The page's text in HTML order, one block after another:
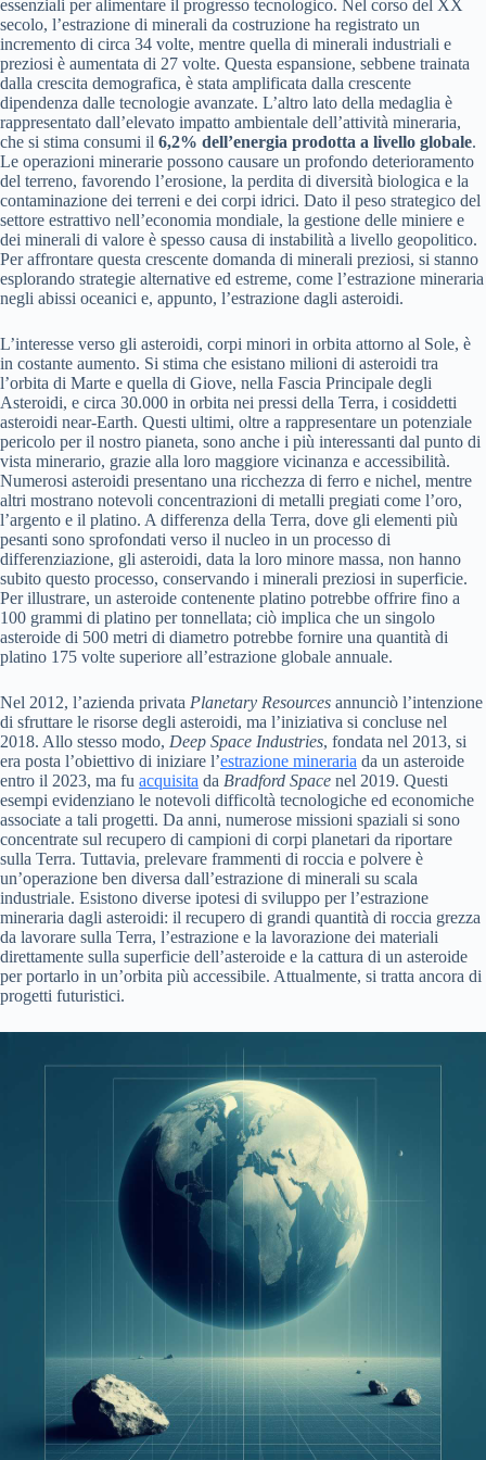
essenziali per alimentare il progresso tecnologico. Nel corso del XX
secolo, l’estrazione di minerali da costruzione ha registrato un
incremento di circa 34 volte, mentre quella di minerali industriali e
preziosi è aumentata di 27 volte. Questa espansione, sebbene trainata
dalla crescita demografica, è stata amplificata dalla crescente
dipendenza dalle tecnologie avanzate. L’altro lato della medaglia è
rappresentato dall’elevato impatto ambientale dell’attività mineraria,
che si stima consumi il 6,2% dell’energia prodotta a livello globale.
Le operazioni minerarie possono causare un profondo deterioramento
del terreno, favorendo l’erosione, la perdita di diversità biologica e la
contaminazione dei terreni e dei corpi idrici. Dato il peso strategico del
settore estrattivo nell’economia mondiale, la gestione delle miniere e
dei minerali di valore è spesso causa di instabilità a livello geopolitico.
Per affrontare questa crescente domanda di minerali preziosi, si stanno
esplorando strategie alternative ed estreme, come l’estrazione mineraria
negli abissi oceanici e, appunto, l’estrazione dagli asteroidi.
L’interesse verso gli asteroidi, corpi minori in orbita attorno al Sole, è
in costante aumento. Si stima che esistano milioni di asteroidi tra
l’orbita di Marte e quella di Giove, nella Fascia Principale degli
Asteroidi, e circa 30.000 in orbita nei pressi della Terra, i cosiddetti
asteroidi near-Earth. Questi ultimi, oltre a rappresentare un potenziale
pericolo per il nostro pianeta, sono anche i più interessanti dal punto di
vista minerario, grazie alla loro maggiore vicinanza e accessibilità.
Numerosi asteroidi presentano una ricchezza di ferro e nichel, mentre
altri mostrano notevoli concentrazioni di metalli pregiati come l’oro,
l’argento e il platino. A differenza della Terra, dove gli elementi più
pesanti sono sprofondati verso il nucleo in un processo di
differenziazione, gli asteroidi, data la loro minore massa, non hanno
subito questo processo, conservando i minerali preziosi in superficie.
Per illustrare, un asteroide contenente platino potrebbe offrire fino a
100 grammi di platino per tonnellata; ciò implica che un singolo
asteroide di 500 metri di diametro potrebbe fornire una quantità di
platino 175 volte superiore all’estrazione globale annuale.
Nel 2012, l’azienda privata Planetary Resources annunciò l’intenzione
di sfruttare le risorse degli asteroidi, ma l’iniziativa si concluse nel
2018. Allo stesso modo, Deep Space Industries, fondata nel 2013, si
era posta l’obiettivo di iniziare l’estrazione mineraria da un asteroide
entro il 2023, ma fu acquisita da Bradford Space nel 2019. Questi
esempi evidenziano le notevoli difficoltà tecnologiche ed economiche
associate a tali progetti. Da anni, numerose missioni spaziali si sono
concentrate sul recupero di campioni di corpi planetari da riportare
sulla Terra. Tuttavia, prelevare frammenti di roccia e polvere è
un’operazione ben diversa dall’estrazione di minerali su scala
industriale. Esistono diverse ipotesi di sviluppo per l’estrazione
mineraria dagli asteroidi: il recupero di grandi quantità di roccia grezza
da lavorare sulla Terra, l’estrazione e la lavorazione dei materiali
direttamente sulla superficie dell’asteroide e la cattura di un asteroide
per portarlo in un’orbita più accessibile. Attualmente, si tratta ancora di
progetti futuristici.